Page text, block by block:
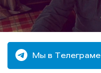
Мы в Телеграме